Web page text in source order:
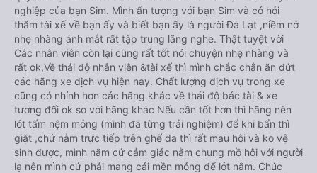
nghiệp của bạn Sim. Mình ấn tượng với bạn Sim và có hỏi
thăm tài xế về bạn ấy và biết bạn ấy là người Đà Lạt ,niềm nở
nhẹ nhàng ánh mắt rất tập trung lắng nghe. Thật tuyệt vời
Các nhân viên còn lại cũng rất tốt nói chuyện nhẹ nhàng và
rất ok,Về thái độ nhân viên &tài xế thì mình chắc chắn ăn đứt
các hãng xe dịch vụ hiện nay. Chất lượng dịch vụ trong xe
cũng có nhỉnh hơn các hãng khác về thái độ bác tài & xe
tương đối ok so với hãng khác Nếu cần tốt hơn thì hãng nên
lót tấm nệm mỏng (mình đã từng trải nghiệm) để khi bẩn thì
giặt ,chứ nằm trực tiếp trên ghế da thì rất mau hôi và ko vệ
sinh được, mình nằm cứ cảm giác nằm chung mồ hôi với người
lạ nên mình cứ phải mang cái mền mỏng để lót nằm. Chúc